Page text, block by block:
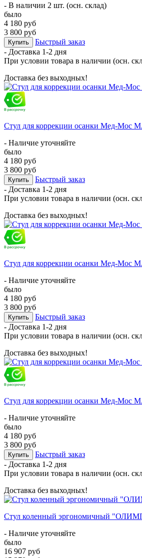
- В наличии 2 шт. (осн. склад)
было
4 180 руб
3 800 руб
Купить
Быстрый заказ
- Доставка 1-2 дня
При условии товара в наличии (осн.
Доставка без выходных!
Стул для коррекции осанки Мед-
- Наличие уточняйте
было
4 180 руб
3 800 руб
Купить
Быстрый заказ
- Доставка 1-2 дня
При условии товара в наличии (осн.
Доставка без выходных!
Стул для коррекции осанки Мед-
- Наличие уточняйте
было
4 180 руб
3 800 руб
Купить
Быстрый заказ
- Доставка 1-2 дня
При условии товара в наличии (осн.
Доставка без выходных!
Стул для коррекции осанки Мед-
- Наличие уточняйте
было
4 180 руб
3 800 руб
Купить
Быстрый заказ
- Доставка 1-2 дня
При условии товара в наличии (осн.
Доставка без выходных!
Стул коленный эргономичный
- Наличие уточняйте
было
16 907 руб